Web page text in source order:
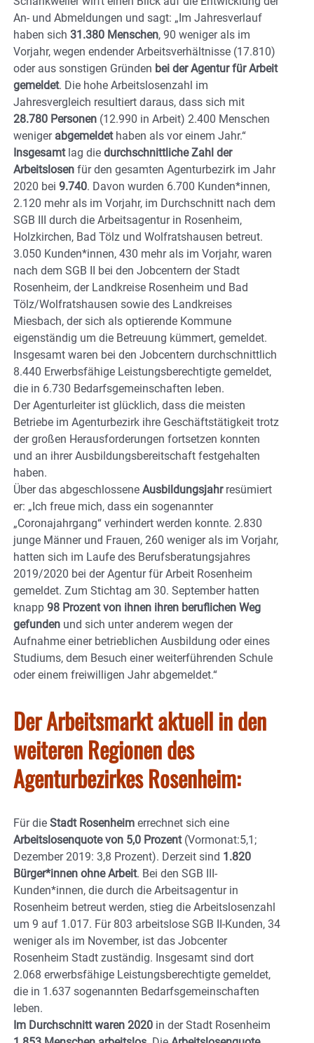
An- und Abmeldungen und sagt: „Im Jahresverlauf
haben sich 31.380 Menschen, 90 weniger als im
Vorjahr, wegen endender Arbeitsverhältnisse (17.810)
oder aus sonstigen Gründen bei der Agentur für Arbeit
gemeldet. Die hohe Arbeitslosenzahl im
Jahresvergleich resultiert daraus, dass sich mit
28.780 Personen (12.990 in Arbeit) 2.400 Menschen
weniger abgemeldethaben als vor einem Jahr.“
Insgesamtlag die durchschnittliche Zahl der
Arbeitslosen für den gesamten Agenturbezirk im Jahr
2020 bei 9.740. Davon wurden 6.700 Kunden*innen,
2.120 mehr als im Vorjahr, im Durchschnitt nach dem
SGB III durch die Arbeitsagentur in Rosenheim,
Holzkirchen, Bad Tölz und Wolfratshausen betreut.
3.050 Kunden*innen, 430 mehr als im Vorjahr, waren
nach dem SGB II bei den Jobcentern der Stadt
Rosenheim, der Landkreise Rosenheim und Bad
Tölz/Wolfratshausen sowie des Landkreises
Miesbach, der sich als optierende Kommune
eigenständig um die Betreuung kümmert, gemeldet.
Insgesamt waren bei den Jobcentern durchschnittlich
8.440 Erwerbsfähige Leistungsberechtigte gemeldet,
die in 6.730 Bedarfsgemeinschaften leben.
Der Agenturleiter ist glücklich, dass die meisten
Betriebe im Agenturbezirk ihre Geschäftstätigkeit trotz
der großen Herausforderungen fortsetzen konnten
und an ihrer Ausbildungsbereitschaft festgehalten
haben.
Über das abgeschlossene Ausbildungsjahr resümiert
er: „Ich freue mich, dass ein sogenannter
„Coronajahrgang“ verhindert werden konnte. 2.830
junge Männer und Frauen, 260 weniger als im Vorjahr,
hatten sich im Laufe des Berufsberatungsjahres
2019/2020 bei der Agentur für Arbeit Rosenheim
gemeldet. Zum Stichtag am 30. September hatten
knapp 98 Prozent von ihnen ihren beruflichen Weg
gefunden und sich unter anderem wegen der
Aufnahme einer betrieblichen Ausbildung oder eines
Studiums, dem Besuch einer weiterführenden Schule
oder einem freiwilligen Jahr abgemeldet.“
Der Arbeitsmarkt aktuell in den
weiteren Regionen des
Agenturbezirkes Rosenheim:
Für die Stadt Rosenheim errechnet sich eine
Arbeitslosenquote von 5,0 Prozent(Vormonat:5,1;
Dezember 2019: 3,8 Prozent). Derzeit sind 1.820
Bürger*innen ohne Arbeit. Bei den SGB III-
Kunden*innen, die durch die Arbeitsagentur in
Rosenheim betreut werden, stieg die Arbeitslosenzahl
um 9 auf 1.017. Für 803 arbeitslose SGB II-Kunden, 34
weniger als im November, ist das Jobcenter
Rosenheim Stadt zuständig. Insgesamt sind dort
2.068 erwerbsfähige Leistungsberechtigte gemeldet,
die in 1.637 sogenannten Bedarfsgemeinschaften
leben.
Im Durchschnitt waren 2020 in der Stadt Rosenheim